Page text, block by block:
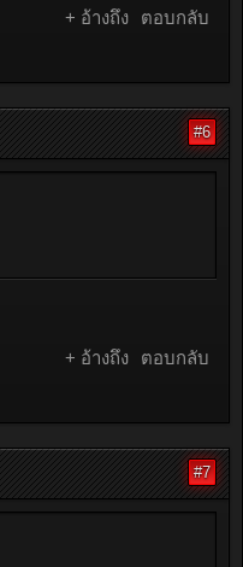
+ อ้างถึง ตอบกลับ
#6
+ อ้างถึง ตอบกลับ
#7